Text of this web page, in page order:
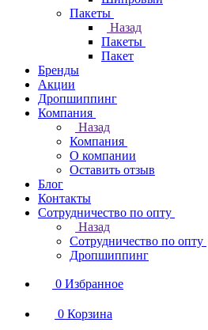
Пакеты
Назад
Пакеты
Пакет
Бренды
Акции
Дропшиппинг
Компания
Назад
Компания
О компании
Оставить отзыв
Блог
Контакты
Сотрудничество по опту
Назад
Сотрудничество по опту
Дропшиппинг
0 Избранное
0 Корзина